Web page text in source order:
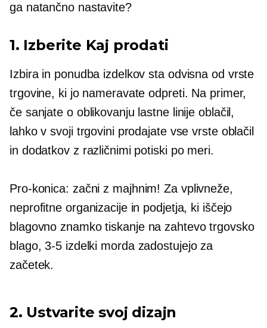
ga natančno nastavite?
1. Izberite Kaj prodati
Izbira in ponudba izdelkov sta odvisna od vrste
trgovine, ki jo nameravate odpreti. Na primer,
če sanjate o oblikovanju lastne linije oblačil,
lahko v svoji trgovini prodajate vse vrste oblačil
in dodatkov z različnimi potiski po meri.
Pro-konica: začni z majhnim! Za vplivneže,
neprofitne organizacije in podjetja, ki iščejo
blagovno znamkotiskanje na zahtevotrgovsko
blago,3-5 izdelki morda zadostujejo za
začetek.
2. Ustvarite svoj dizajn